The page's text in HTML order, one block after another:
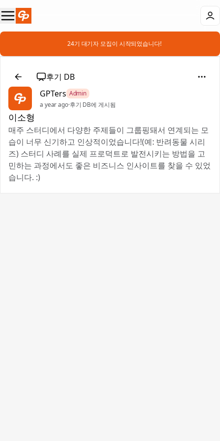
📣 24기 대기자 모집이 시작되었습니다!
후기 DB
GPTers Admin
a year ago·후기 DB에 게시됨
이소형
매주 스터디에서 다양한 주제들이 그룹핑돼서 연계되는 모
습이 너무 신기하고 인상적이었습니다!(예: 반려동물 시리
즈) 스터디 사례를 실제 프로덕트로 발전시키는 방법을 고
민하는 과정에서도 좋은 비즈니스 인사이트를 찾을 수 있었
습니다. :)